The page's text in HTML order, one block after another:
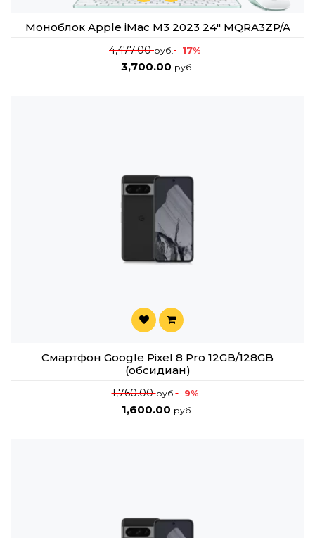
Моноблок Apple iMac M3 2023 24" MQRA3ZP/A
4,477.00руб. 17%
3,700.00 руб.
Смартфон Google Pixel 8 Pro 12GB/128GB
(обсидиан)
1,760.00руб. 9%
1,600.00 руб.